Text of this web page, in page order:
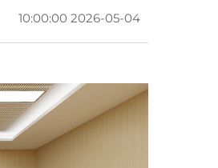
2026-05-04 10:00:00